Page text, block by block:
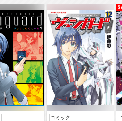
コミック